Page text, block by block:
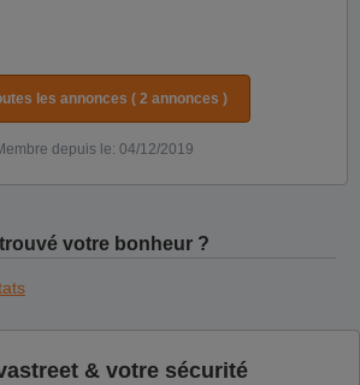
les annonces ( 2 annonces )
depuis le: 04/12/2019
votre bonheur ?
& votre sécurité